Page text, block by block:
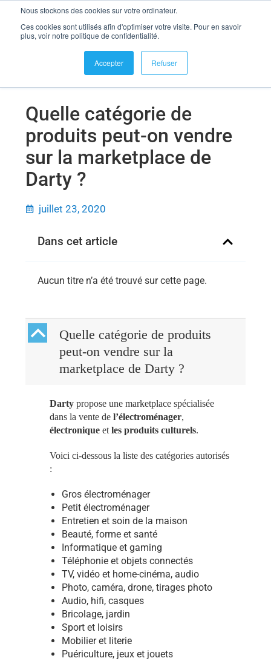
Nous stockons des cookies sur votre ordinateur.
Ces cookies sont utilisés afin d'optimiser votre visite. Pour en savoir
plus, voir notre politique de confidentialité.
Accepter Refuser
se connecter
Quelle catégorie de produits peut-on vendre sur la marketplace
de Darty ?
Quelle catégorie de
produits peut-on vendre
sur la marketplace de
Darty ?
juillet 23, 2020
Dans cet article
Aucun titre n’a été trouvé sur cette page.
B
Quelle catégorie de produits
peut-on vendre sur la
marketplace de Darty ?
Darty propose une marketplace spécialisée
dans la vente del’électroménager,
électronique etles produits culturels.
Voici ci-dessous la liste des catégories autorisés
:
Gros électroménager
Petit électroménager
Entretien et soin de la maison
Beauté, forme et santé
Informatique et gaming
Téléphonie et objets connectés
TV, vidéo et home-cinéma, audio
Photo, caméra, drone, tirages photo
Audio, hifi, casques
Bricolage, jardin
Sport et loisirs
Mobilier et literie
Puériculture, jeux et jouets